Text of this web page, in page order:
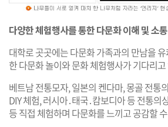
다양한 체험행사를 통한 다문화 이해 및 소
대학로 곳곳에는 다문화 가족과의 만남을
한 다문화 놀이와 문화 체험행사가 기다리고
베트남 전통모자, 일본의 켄다마, 몽골 전통
DIY 체험, 러시아․태국․캄보디아 등 전통의
등 직접 체험하며 다문화를 느끼고 공감할